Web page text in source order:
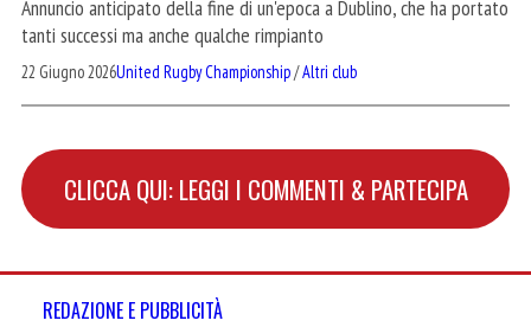
Annuncio anticipato della fine di un'epoca a Dublino, che ha portato
tanti successi ma anche qualche rimpianto
22 Giugno 2026United Rugby Championship/Altri club
CLICCA QUI: LEGGI I COMMENTI & PARTECIPA
REDAZIONE E PUBBLICITÀ